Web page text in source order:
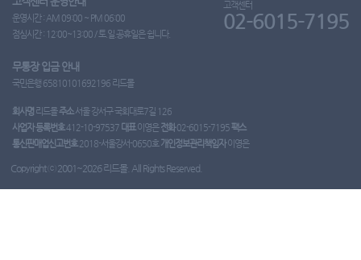
운영시간 : AM 09:00 ~ PM 06:00
점심시간 : 12:00~13:00 / 토.일.공휴일은 쉽니다.
고객센터
02-6015-7195
무통장 입금 안내
국민은행 65810101692196 리드몰
회사명 리드몰주소서울 강서구 국회대로7길 126
사업자 등록번호412-10-97537 대표이영은 전화02-6015-7195팩스
통신판매업신고번호2018-서울강서-0650호 개인정보관리책임자이영은
Copyright ⓒ 2001~2026 리드몰. All Rights Reserved.